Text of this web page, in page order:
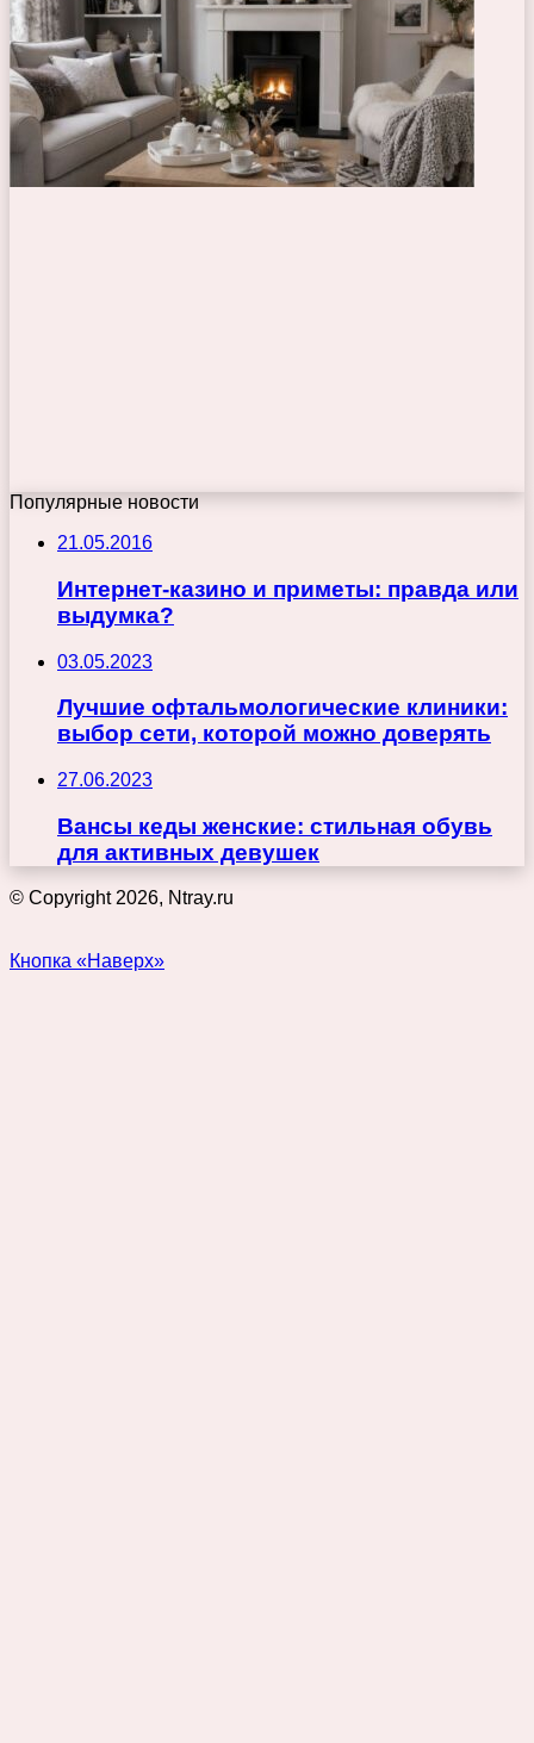
Популярные новости
21.05.2016
Интернет-казино и приметы: правда или
выдумка?
03.05.2023
Лучшие офтальмологические клиники:
выбор сети, которой можно доверять
27.06.2023
Вансы кеды женские: стильная обувь
для активных девушек
© Copyright 2026, Ntray.ru
Кнопка «Наверх»